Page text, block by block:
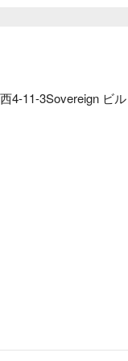
4-11-3Sovereign ビ